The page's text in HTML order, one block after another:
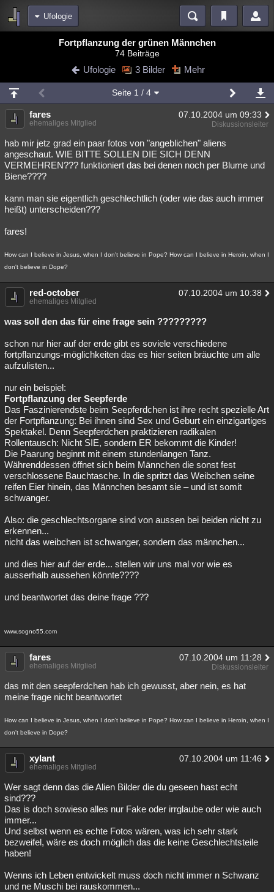
Ufologie
Blogs
Chat Wiki Neuigkeiten
meine Rubriken
Menschen Mystery Kriminalfälle
Spiritualität Verschwörungen Technologie Ufologie
Natur Umfragen Unterhaltung
Philosophie Träume Orte Esoterik Literatur
Astronomie
Musik Clash Verbesserungen Allmystery English
Übersichten
Besucht Teilgenommen Geschlossen
Fortpflanzung der grünen Männchen
74 Beiträge
Ufologie 3 Bilder Mehr
Seite 1 / 4
fares 07.10.2004 um 09:33
ehemaliges Mitglied Diskussionsleiter
hab mir jetz grad ein paar fotos von "angeblichen" aliens
angeschaut. WIE BITTE SOLLEN DIE SICH DENN
VERMEHREN??? funktioniert das bei denen noch per Blume und
Biene????
kann man sie eigentlich geschlechtlich (oder wie das auch immer
heißt) unterscheiden???
fares!
How can I believe in Jesus, when I don't believe in Pope? How can I believe in Heroin, when I
don't believe in Dope?
red-october 07.10.2004 um 10:38
ehemaliges Mitglied
was soll den das für eine frage sein ?????????
schon nur hier auf der erde gibt es soviele verschiedene
fortpflanzungs-möglichkeiten das es hier seiten bräuchte um alle
aufzulisten...
nur ein beispiel:
Fortpflanzung der Seepferde
Das Faszinierendste beim Seepferdchen ist ihre recht spezielle Art
der Fortpflanzung: Bei ihnen sind Sex und Geburt ein einzigartiges
Spektakel. Denn Seepferdchen praktizieren radikalen
Rollentausch: Nicht SIE, sondern ER bekommt die Kinder!
Die Paarung beginnt mit einem stundenlangen Tanz.
Währenddessen öffnet sich beim Männchen die sonst fest
verschlossene Bauchtasche. In die spritzt das Weibchen seine
reifen Eier hinein, das Männchen besamt sie – und ist somit
schwanger.
Also: die geschlechtsorgane sind von aussen bei beiden nicht zu
erkennen...
nicht das weibchen ist schwanger, sondern das männchen...
und dies hier auf der erde... stellen wir uns mal vor wie es
ausserhalb aussehen könnte????
und beantwortet das deine frage ???
www.sogno55.com
fares 07.10.2004 um 11:28
ehemaliges Mitglied Diskussionsleiter
das mit den seepferdchen hab ich gewusst, aber nein, es hat
meine frage nicht beantwortet
How can I believe in Jesus, when I don't believe in Pope? How can I believe in Heroin, when I
don't believe in Dope?
xylant 07.10.2004 um 11:46
ehemaliges Mitglied
Wer sagt denn das die Alien Bilder die du geseen hast echt
sind???
Das is doch sowieso alles nur Fake oder irrglaube oder wie auch
immer...
Und selbst wenn es echte Fotos wären, was ich sehr stark
bezweifel, wäre es doch möglich das die keine Geschlechtsteile
haben!
Wenns ich Leben entwickelt muss doch nicht immer n Schwanz
und ne Muschi bei rauskommen...